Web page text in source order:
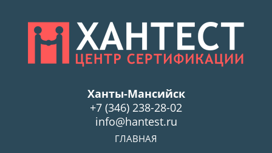
Ханты-Мансийск
+7 (346) 238-28-02
info@hantest.ru
ГЛАВНАЯ